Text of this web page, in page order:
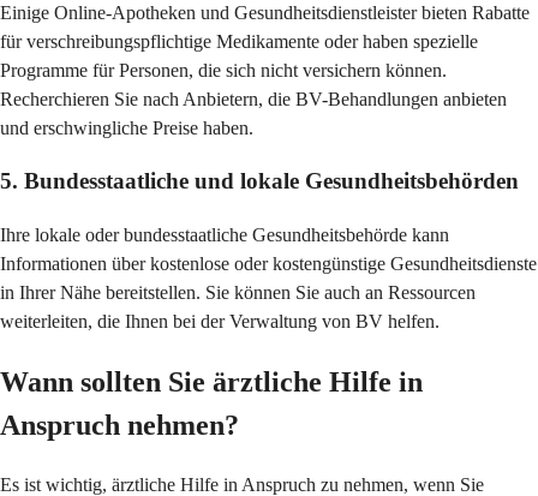
Einige Online-Apotheken und Gesundheitsdienstleister bieten Rabatte
für verschreibungspflichtige Medikamente oder haben spezielle
Programme für Personen, die sich nicht versichern können.
Recherchieren Sie nach Anbietern, die BV-Behandlungen anbieten
und erschwingliche Preise haben.
5. Bundesstaatliche und lokale Gesundheitsbehörden
Ihre lokale oder bundesstaatliche Gesundheitsbehörde kann
Informationen über kostenlose oder kostengünstige Gesundheitsdienste
in Ihrer Nähe bereitstellen. Sie können Sie auch an Ressourcen
weiterleiten, die Ihnen bei der Verwaltung von BV helfen.
Wann sollten Sie ärztliche Hilfe in
Anspruch nehmen?
Es ist wichtig, ärztliche Hilfe in Anspruch zu nehmen, wenn Sie